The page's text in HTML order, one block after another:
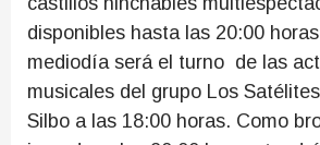
disponibles hasta las 20:00
mediodía será el turno de las
musicales del grupo Los
Silbo a las 18:00 horas. Como